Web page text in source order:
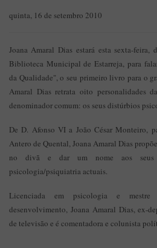
quinta, 16 de setembro 2010
Joana Amaral Dias estará esta sexta-
Biblioteca Municipal de Estarreja, para
da Qualidade", o seu primeiro livro para o
Amaral Dias retrata oito personalidades
denominador comum: os seus distúrbios
De D. Afonso VI a João César Monteiro,
Antero de Quental, Joana Amaral Dias
no divã e dar um nome aos seus
psicologia/psiquiatria actuais.
Licenciada em psicologia e
desenvolvimento, Joana Amaral Dias, ex-
de televisão e é comentadora e colunista